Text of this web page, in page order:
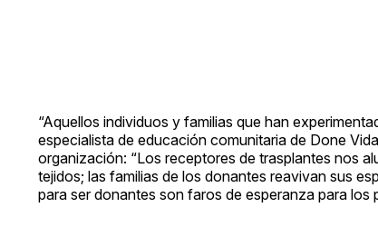
“Aquellos individuos y familias que han
especialista de educación comunitaria de Done
organización: “Los receptores de trasplantes nos
tejidos; las familias de los donantes reavivan sus
para ser donantes son faros de esperanza para los